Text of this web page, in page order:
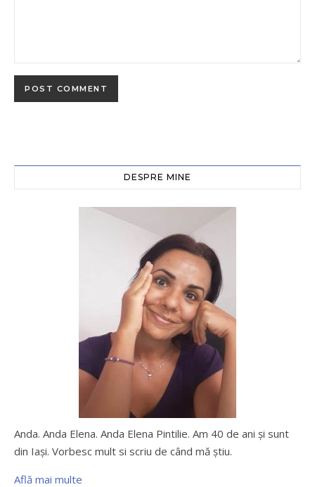
DESPRE MINE
Anda. Anda Elena. Anda Elena Pintilie. Am 40 de ani şi sunt
din Iaşi. Vorbesc mult si scriu de când mă ştiu.
Află mai multe